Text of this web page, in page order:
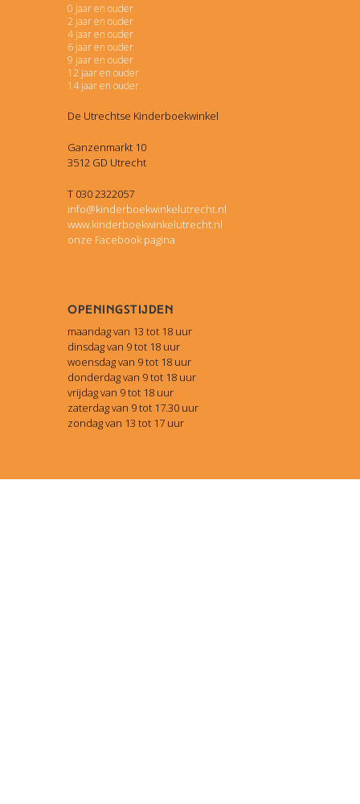
0 jaar en ouder
2 jaar en ouder
4 jaar en ouder
6 jaar en ouder
9 jaar en ouder
12 jaar en ouder
14 jaar en ouder
De Utrechtse Kinderboekwinkel
Ganzenmarkt 10
3512 GD Utrecht
T 030 2322057
info@kinderboekwinkelutrecht.nl
www.kinderboekwinkelutrecht.nl
onze Facebook pagina
Openingstijden
maandag van 13 tot 18 uur
dinsdag van 9 tot 18 uur
woensdag van 9 tot 18 uur
donderdag van 9 tot 18 uur
vrijdag van 9 tot 18 uur
zaterdag van 9 tot 17.30 uur
zondag van 13 tot 17 uur